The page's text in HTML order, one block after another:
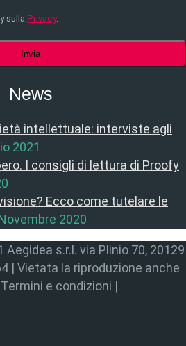
sulla Privacy.
News
intellettuale: interviste agli
2021
I consigli di lettura di Proofy
Ecco come tutelare le
2020
s.r.l. via Plinio 70, 20129
| Vietata la riproduzione anche
e condizioni |